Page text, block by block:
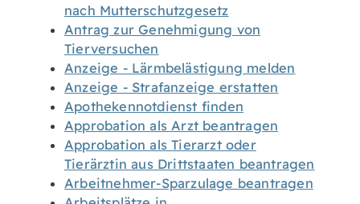
nach Mutterschutzgesetz
Antrag zur Genehmigung von
Tierversuchen
Anzeige - Lärmbelästigung melden
Anzeige - Strafanzeige erstatten
Apothekennotdienst finden
Approbation als Arzt beantragen
Approbation als Tierarzt oder
Tierärztin aus Drittstaaten beantragen
Arbeitnehmer-Sparzulage beantragen